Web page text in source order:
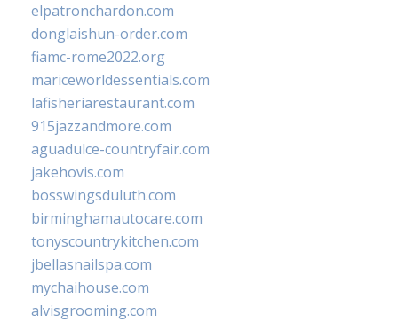
elpatronchardon.com
donglaishun-order.com
fiamc-rome2022.org
mariceworldessentials.com
lafisheriarestaurant.com
915jazzandmore.com
aguadulce-countryfair.com
jakehovis.com
bosswingsduluth.com
birminghamautocare.com
tonyscountrykitchen.com
jbellasnailspa.com
mychaihouse.com
alvisgrooming.com